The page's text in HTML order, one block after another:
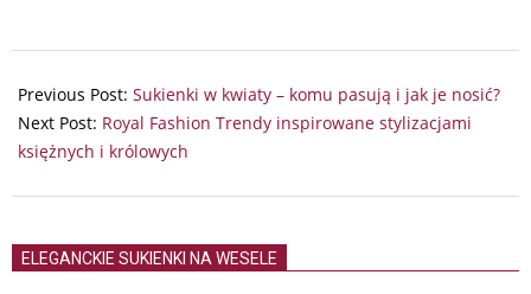
01-
24
Previous Post: Sukienki w kwiaty – komu pasują i jak je nosić?
Next Post: Royal Fashion Trendy inspirowane stylizacjami
księżnych i królowych
ELEGANCKIE SUKIENKI NA WESELE